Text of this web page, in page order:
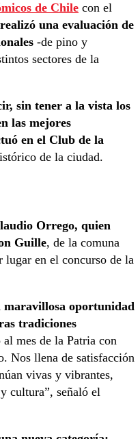
de Chile con el
realizó una evaluación de
-de pino y
sectores de la
sin tener a la vista los
las mejores
en el Club de la
de la ciudad.
Orrego, quien
Guille, de la comuna
en el concurso de la
maravillosa oportunidad
tradiciones
mes de la Patria con
Nos llena de satisfacción
vivas y vibrantes,
cultura”, señaló el